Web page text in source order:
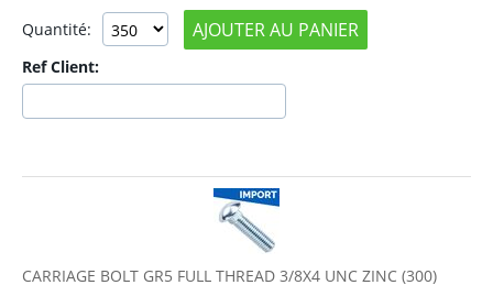
Quantité: AJOUTER AU PANIER
Ref Client:
CARRIAGE BOLT GR5 FULL THREAD 3/8X4 UNC ZINC (300)